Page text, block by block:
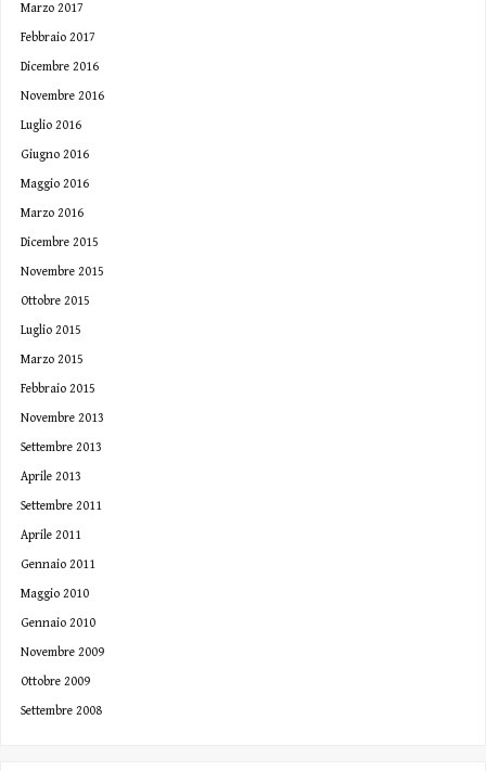
Marzo 2017
Febbraio 2017
Dicembre 2016
Novembre 2016
Luglio 2016
Giugno 2016
Maggio 2016
Marzo 2016
Dicembre 2015
Novembre 2015
Ottobre 2015
Luglio 2015
Marzo 2015
Febbraio 2015
Novembre 2013
Settembre 2013
Aprile 2013
Settembre 2011
Aprile 2011
Gennaio 2011
Maggio 2010
Gennaio 2010
Novembre 2009
Ottobre 2009
Settembre 2008